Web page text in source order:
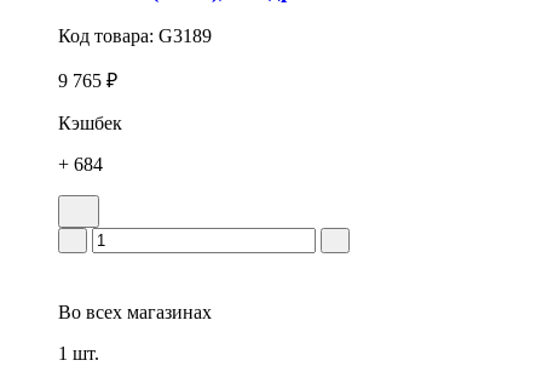
Код товара: G3189
9 765 ₽
Кэшбек
+ 684
Во всех магазинах
1 шт.